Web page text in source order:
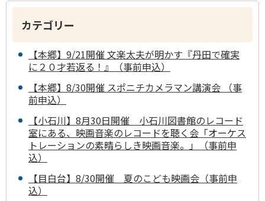
カテゴリー
【本郷】9/21開催 文楽太夫が明かす『丹田で確実
に２０才若返る！』（事前申込）
【本郷】8/30開催 スポニチカメラマン講演会 （事
前申込）
【小石川】8月30日開催 小石川図書館のレコード
室にある、映画音楽のレコードを聴く会「オーケス
トレーションの素晴らしき映画音楽。」（事前申
込）
【目白台】8/30開催 夏のこども映画会（事前申
込）